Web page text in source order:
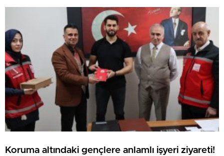
Koruma altındaki gençlere anlamlı işyeri ziyareti!